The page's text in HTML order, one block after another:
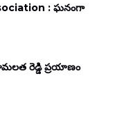
: ఘనంగా
రెడ్డి ప్రయాణం